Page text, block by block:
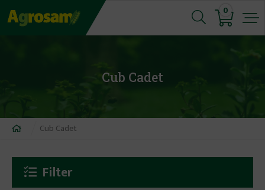
Jump
to
0
Cub Cadet
Nachádzate
tu
Cub Cadet
Filter